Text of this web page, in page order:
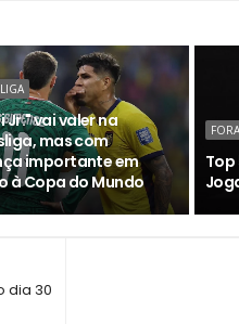
Jr." vai valer na
mas com
importante em
à Copa do Mundo
Top
dia 30